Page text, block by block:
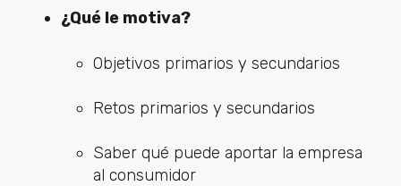
¿Qué le motiva?
Objetivos primarios y secundarios
Retos primarios y secundarios
Saber qué puede aportar la empresa
al consumidor